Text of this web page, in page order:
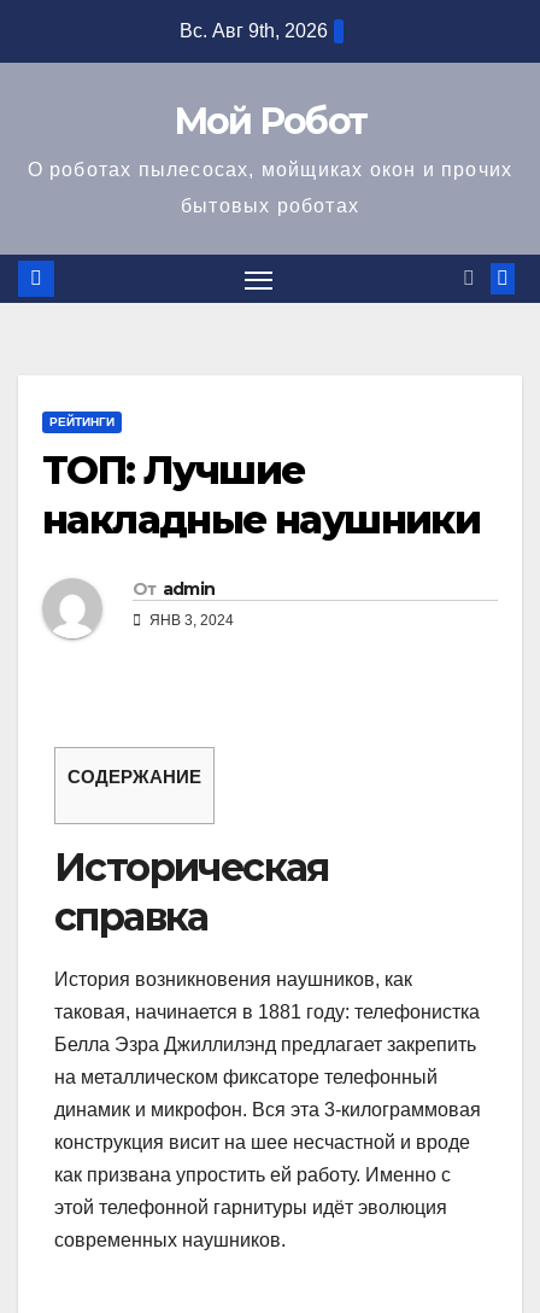
Вс. Авг 9th, 2026
Мой Робот
О роботах пылесосах, мойщиках окон и прочих
бытовых роботах
РЕЙТИНГИ
ТОП: Лучшие
накладные наушники
От admin
ЯНВ 3, 2024
СОДЕРЖАНИЕ
Историческая
справка
История возникновения наушников, как
таковая, начинается в 1881 году: телефонистка
Белла Эзра Джиллилэнд предлагает закрепить
на металлическом фиксаторе телефонный
динамик и микрофон. Вся эта 3-килограммовая
конструкция висит на шее несчастной и вроде
как призвана упростить ей работу. Именно с
этой телефонной гарнитуры идёт эволюция
современных наушников.